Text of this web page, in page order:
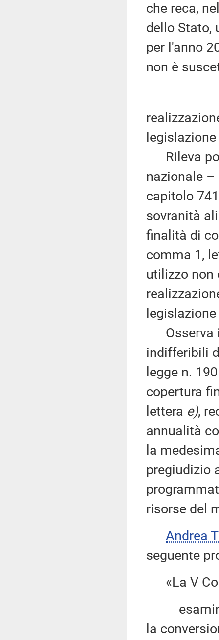
che reca,
dello Stato,
per l'anno
non è
Rileva poi
nazionale
capitolo
sovranità
finalità di
comma 1,
utilizzo non
Osserva
indifferibili
legge n.
copertura
lettera e),
annualità
la
pregiudizio
risorse del
Andrea
seguente
«La V
la